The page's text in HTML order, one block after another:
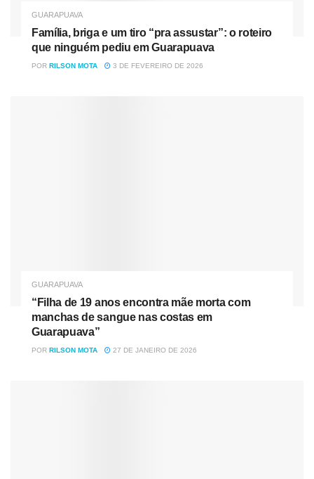
GUARAPUAVA
Família, briga e um tiro “pra assustar”: o roteiro
que ninguém pediu em Guarapuava
POR RILSON MOTA 3 DE FEVEREIRO DE 2026
GUARAPUAVA
“Filha de 19 anos encontra mãe morta com
manchas de sangue nas costas em
Guarapuava”
POR RILSON MOTA 27 DE JANEIRO DE 2026